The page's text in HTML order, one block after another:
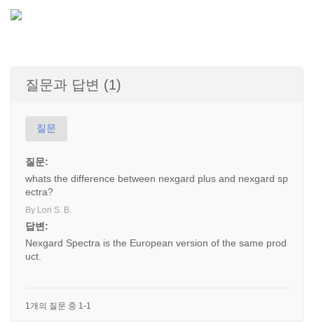
질문과 답변 (1)
질문
질문:
whats the difference between nexgard plus and nexgard sp
ectra?
By Lori S. B.
답변:
Nexgard Spectra is the European version of the same prod
uct.
1개의 질문 중 1-1